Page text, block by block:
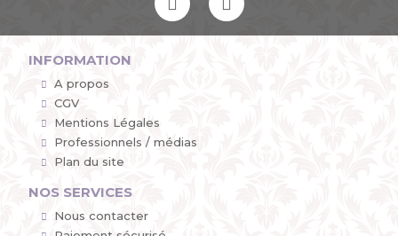
INFORMATION
A propos
CGV
Mentions Légales
Professionnels / médias
Plan du site
NOS SERVICES
Nous contacter